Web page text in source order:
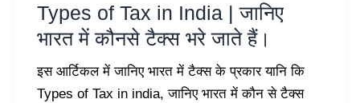
Types of Tax in India | जानिए
भारत में कौनसे टैक्स भरे जाते हैं।
इस आर्टिकल में जानिए भारत में टैक्स के प्रकार यानि कि
Types of Tax in india, जानिए भारत में कौन से टैक्स
टैक्स
भरे
जाते
हैं।